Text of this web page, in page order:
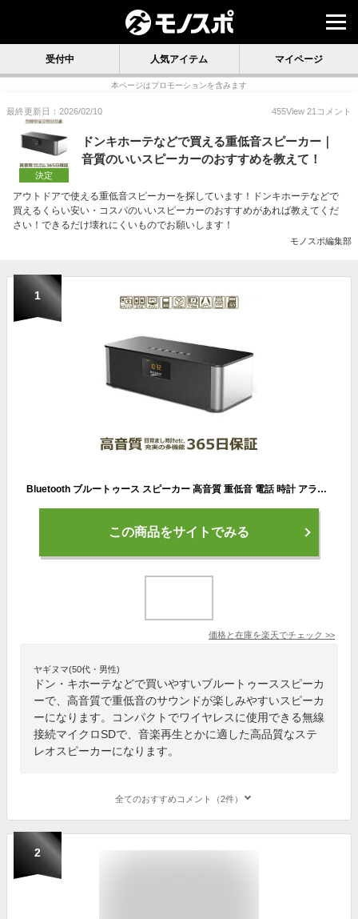
受付中 人気アイテム マイページ
本ページはプロモーションを含みます
最終更新日：2026/02/10 455View 21 コメント
決定
ドンキホーテなどで買える重低音スピーカー｜
音質のいいスピーカーのおすすめを教えて！
アウトドアで使える重低音スピーカーを探しています！ドンキホーテなどで
買えるくらい安い・コスパのいいスピーカーのおすすめがあれば教えてくだ
さい！できるだけ壊れにくいものでお願いします！
モノスポ編集部
1
Bluetooth ブルートゥース スピーカー 高音質 重低音 電話 時計 アラーム 目覚まし 小型 コンパクト iphone ipad スマホ ワイヤレス 無線 接続 マイクロSD USBメモリー 音楽 再生 有線 AUX 端子 ステレオ
この商品をサイトでみる
価格と在庫を楽天でチェック >>
ヤギヌマ(50代・男性)
ドン・キホーテなどで買いやすいブルートゥーススピーカ
ーで、高音質で重低音のサウンドが楽しみやすいスピーカ
ーになります。コンパクトでワイヤレスに使用できる無線
接続マイクロSDで、音楽再生とかに適した高品質なステ
レオスピーカーになります。
全てのおすすめコメント（2件）
2